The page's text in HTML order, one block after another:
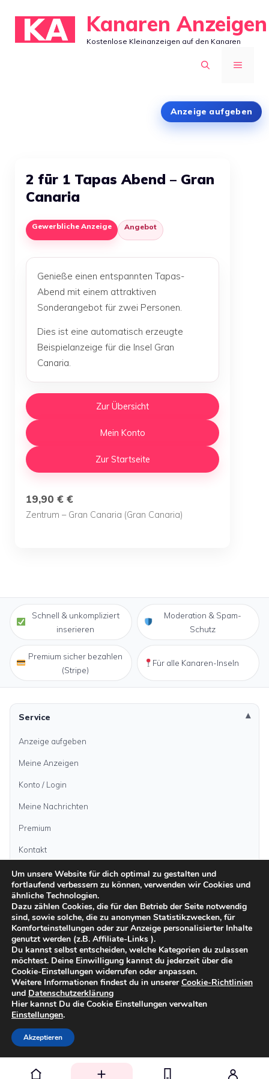
Inhalt
springen
Kanaren Anzeigen
Kostenlose Kleinanzeigen auf den Kanaren
MENÜ
Anzeige aufgeben
2 für 1 Tapas Abend – Gran
Canaria
Gewerbliche Anzeige Angebot
Genieße einen entspannten Tapas-
Abend mit einem attraktiven
Sonderangebot für zwei Personen.
Dies ist eine automatisch erzeugte
Beispielanzeige für die Insel Gran
Canaria.
Zur Übersicht
Mein Konto
Zur Startseite
19,90 € €
Zentrum – Gran Canaria (Gran Canaria)
Schnell & unkompliziert
inserieren
Moderation & Spam-
Schutz
Premium sicher bezahlen
(Stripe)
Für alle Kanaren-Inseln
Service
Anzeige aufgeben
Meine Anzeigen
Konto / Login
Meine Nachrichten
Premium
Kontakt
Anzeige aufgeben
Kategorien
Inseln
ImpressumDatenschutzAGB Sicher inserierenModerationsrichtlinien
Um unsere Website für dich optimal zu gestalten und
fortlaufend verbessern zu können, verwenden wir Cookies und
ähnliche Technologien.
Dazu zählen Cookies, die für den Betrieb der Seite notwendig
sind, sowie solche, die zu anonymen Statistikzwecken, für
Komforteinstellungen oder zur Anzeige personalisierter Inhalte
genutzt werden (z.B. Affiliate-Links ).
Du kannst selbst entscheiden, welche Kategorien du zulassen
möchtest. Deine Einwilligung kannst du jederzeit über die
Cookie-Einstellungen widerrufen oder anpassen.
Weitere Informationen findest du in unsererCookie-Richtlinien
und Datenschutzerklärung
Hier kannst Du die Cookie Einstellungen verwalten
Einstellungen.
Akzeptieren